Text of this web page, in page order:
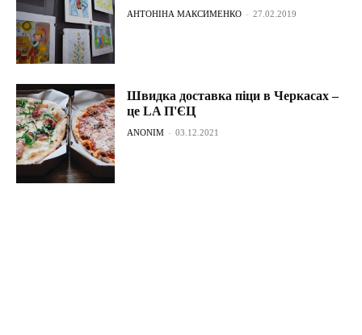
АНТОНІНА МАКСИМЕНКО - 27.02.2019
Швидка доставка піци в Черкасах –
це LA П'ЄЦ
ANONIM - 03.12.2021